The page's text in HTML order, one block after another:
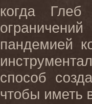
когда
пандемией
способ
чтобы иметь